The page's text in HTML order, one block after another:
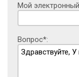
Мой
Вопрос*: